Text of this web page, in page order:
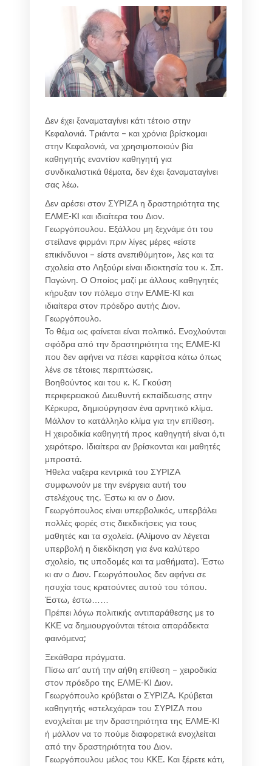
Δεν έχει ξαναματαγίνει κάτι τέτοιο στην
Κεφαλονιά. Τριάντα – και χρόνια βρίσκομαι
στην Κεφαλονιά, να χρησιμοποιούν βία
καθηγητής εναντίον καθηγητή για
συνδικαλιστικά θέματα, δεν έχει ξαναματαγίνει
σας λέω.
Δεν αρέσει στον ΣΥΡΙΖΑ η δραστηριότητα της
ΕΛΜΕ-ΚΙ και ιδιαίτερα του Διον.
Γεωργόπουλου. Εξάλλου μη ξεχνάμε ότι του
στείλανε φιρμάνι πριν λίγες μέρες «είστε
επικίνδυνοι – είστε ανεπιθύμητοι», λες και τα
σχολεία στο Ληξούρι είναι ιδιοκτησία του κ. Σπ.
Παγώνη. Ο Οποίος μαζί με άλλους καθηγητές
κήρυξαν τον πόλεμο στην ΕΛΜΕ-ΚΙ και
ιδιαίτερα στον πρόεδρο αυτής Διον.
Γεωργόπουλο.
Το θέμα ως φαίνεται είναι πολιτικό. Ενοχλούνται
σφόδρα από την δραστηριότητα της ΕΛΜΕ-ΚΙ
που δεν αφήνει να πέσει καρφίτσα κάτω όπως
λένε σε τέτοιες περιπτώσεις.
Βοηθούντος και του κ. Κ. Γκούση
περιφερειακού Διευθυντή εκπαίδευσης στην
Κέρκυρα, δημιούργησαν ένα αρνητικό κλίμα.
Μάλλον το κατάλληλο κλίμα για την επίθεση.
Η χειροδικία καθηγητή προς καθηγητή είναι ό,τι
χειρότερο. Ιδιαίτερα αν βρίσκονται και μαθητές
μπροστά.
Ήθελα ναξερα κεντρικά του ΣΥΡΙΖΑ
συμφωνούν με την ενέργεια αυτή του
στελέχους της. Έστω κι αν ο Διον.
Γεωργόπουλος είναι υπερβολικός, υπερβάλει
πολλές φορές στις διεκδικήσεις για τους
μαθητές και τα σχολεία. (Αλίμονο αν λέγεται
υπερβολή η διεκδίκηση για ένα καλύτερο
σχολείο, τις υποδομές και τα μαθήματα). Έστω
κι αν ο Διον. Γεωργόπουλος δεν αφήνει σε
ησυχία τους κρατούντες αυτού του τόπου.
Έστω, έστω……
Πρέπει λόγω πολιτικής αντιπαράθεσης με το
ΚΚΕ να δημιουργούνται τέτοια απαράδεκτα
φαινόμενα;
Ξεκάθαρα πράγματα.
Πίσω απ’ αυτή την αήθη επίθεση – χειροδικία
στον πρόεδρο της ΕΛΜΕ-ΚΙ Διον.
Γεωργόπουλο κρύβεται ο ΣΥΡΙΖΑ. Κρύβεται
καθηγητής «στελεχάρα» του ΣΥΡΙΖΑ που
ενοχλείται με την δραστηριότητα της ΕΛΜΕ-ΚΙ
ή μάλλον να το πούμε διαφορετικά ενοχλείται
από την δραστηριότητα του Διον.
Γεωργόπουλου μέλος του ΚΚΕ. Και ξέρετε κάτι,